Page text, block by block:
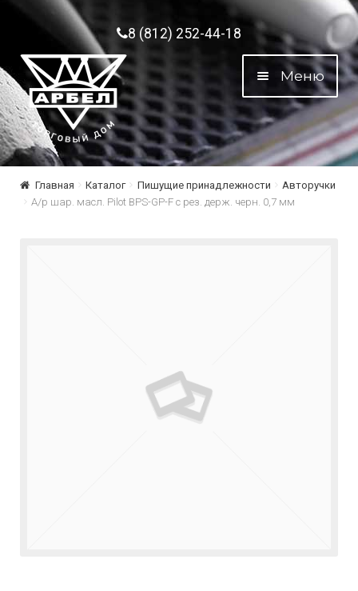
Перейти к навигации
Перейти к содержимому8 (812) 252-44-18
Меню
Главная Каталог Пишущие принадлежности
Авторучки
А/р шар. масл. Рilot BPS-GP-F с рез. держ. черн. 0,7 мм